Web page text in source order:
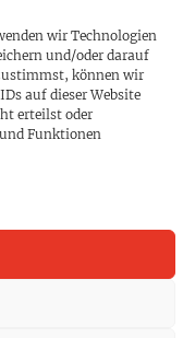
wir Technologien
und/oder darauf
können wir
auf dieser Website
erteilst oder
Funktionen